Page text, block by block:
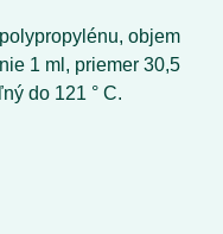
objem
1 ml, priemer 30,5
do 121 ° C.